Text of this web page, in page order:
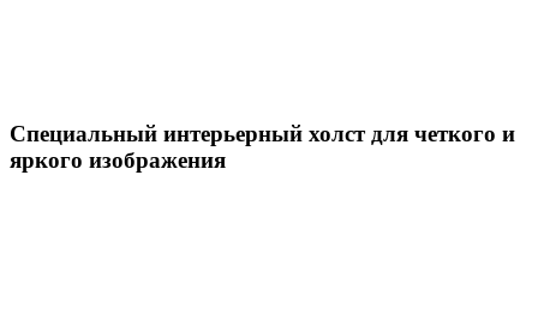
Специальный интерьерный холст для четкого и
яркого изображения